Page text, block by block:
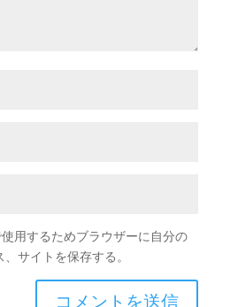
用するためブラウザーに自分の
サイトを保存する。